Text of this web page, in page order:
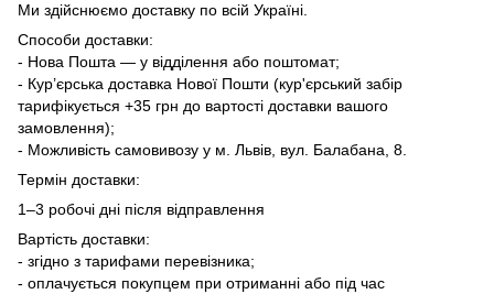
Ми здійснюємо доставку по всій Україні.
Способи доставки:
- Нова Пошта — у відділення або поштомат;
- Кур’єрська доставка Нової Пошти (кур'єрський забір
тарифікується +35 грн до вартості доставки вашого
замовлення);
- Можливість самовивозу у м. Львів, вул. Балабана, 8.
Термін доставки:
1–3 робочі дні після відправлення
Вартість доставки:
- згідно з тарифами перевізника;
- оплачується покупцем при отриманні або під час